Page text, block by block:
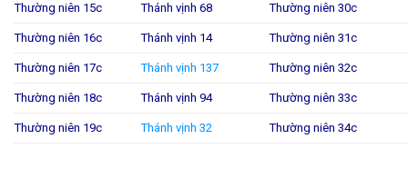
Thường niên 15c Thánh vịnh 68 Thường niên 30c
Thường niên 16c Thánh vịnh 14 Thường niên 31c
Thường niên 17c Thánh vịnh 137 Thường niên 32c
Thường niên 18c Thánh vịnh 94 Thường niên 33c
Thường niên 19c Thánh vịnh 32 Thường niên 34c